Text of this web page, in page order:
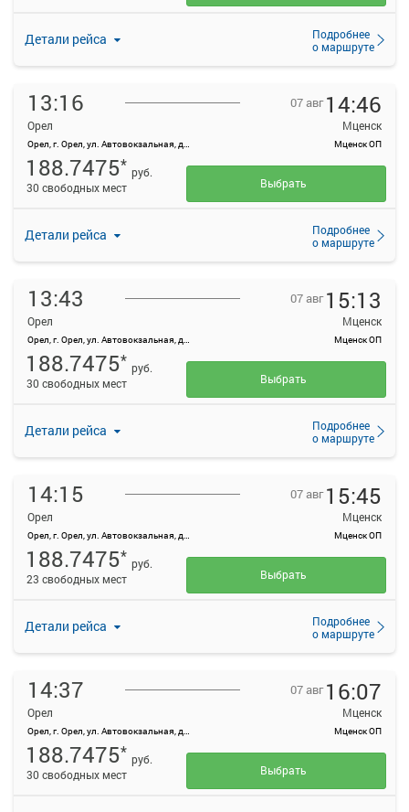
Детали рейса
Подробнее
о маршруте
13:16
Орел
Орел, г. Орел, ул. Автовокзальная, д. 1
07 авг 14:46
Мценск
Мценск ОП
Детали рейса
Подробнее
о маршруте
188.7475* руб.
30 свободных мест
Выбрать
13:43
Орел
Орел, г. Орел, ул. Автовокзальная, д. 1
07 авг 15:13
Мценск
Мценск ОП
Детали рейса
Подробнее
о маршруте
188.7475* руб.
30 свободных мест
Выбрать
14:15
Орел
Орел, г. Орел, ул. Автовокзальная, д. 1
07 авг 15:45
Мценск
Мценск ОП
Детали рейса
Подробнее
о маршруте
188.7475* руб.
23 свободных мест
Выбрать
14:37
Орел
Орел, г. Орел, ул. Автовокзальная, д. 1
07 авг 16:07
Мценск
Мценск ОП
188.7475* руб.
30 свободных мест
Выбрать